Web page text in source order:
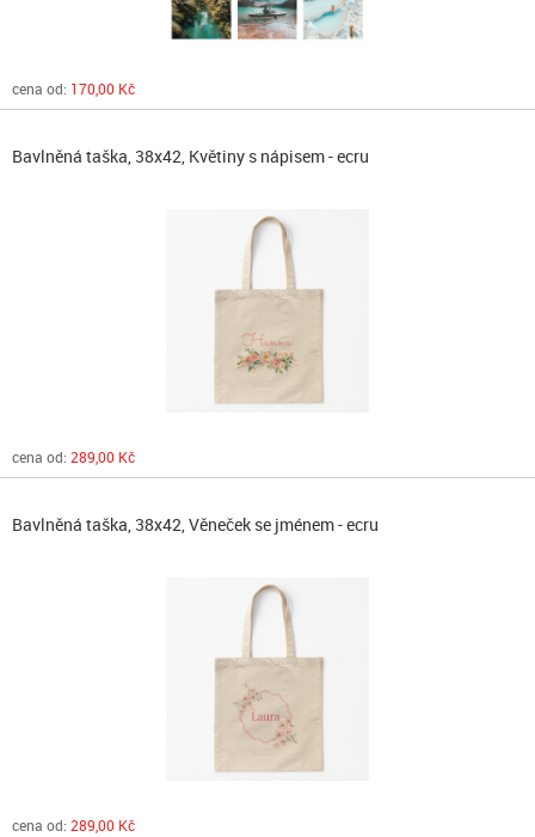
cena od: 170,00 Kč
Bavlněná taška, 38x42, Květiny s nápisem - ecru
cena od: 289,00 Kč
Bavlněná taška, 38x42, Věneček se jménem - ecru
cena od: 289,00 Kč